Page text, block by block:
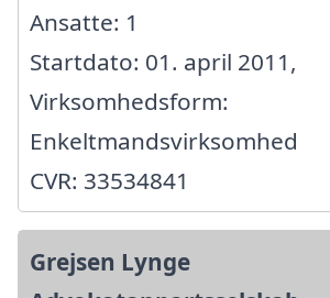
Ansatte: 1
Startdato: 01. april 2011,
Virksomhedsform:
Enkeltmandsvirksomhed
CVR: 33534841
Grejsen Lynge